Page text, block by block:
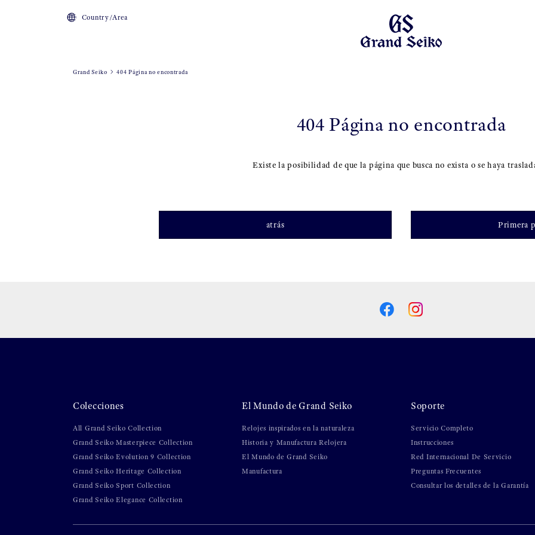
Country/Area
404 Página no encontrada
Grand Seiko 404 Página no encontrada
Existe la posibilidad de que la página que busca no exista o se haya
atrás Primera
Colecciones
All Grand Seiko Collection
Grand Seiko Masterpiece Collection
Grand Seiko Evolution 9 Collection
Grand Seiko Heritage Collection
Grand Seiko Sport Collection
Grand Seiko Elegance Collection
El Mundo de Grand Seiko
Relojes inspirados en la naturaleza
Historia y Manufactura Relojera
El Mundo de Grand Seiko
Manufactura
Soporte
Servicio Completo
Instrucciones
Red Internacional De Servicio
Preguntas Frecuentes
Consultar los detalles de la Garantía